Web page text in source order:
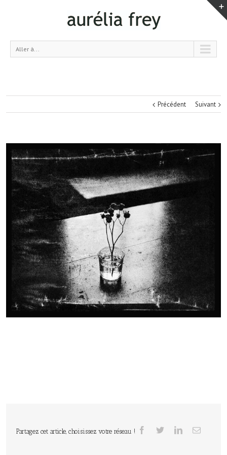
Aller à...
Précédent Suivant
Partagez cet article, choisissez votre réseau !